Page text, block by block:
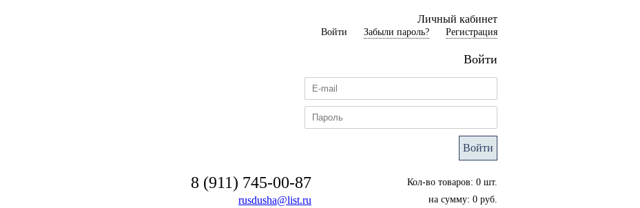
Личный кабинет
Войти Забыли пароль? Регистрация
Войти
Войти
8 (911) 745-00-87
rusdusha@list.ru
Кол-во товаров: 0 шт.
на сумму: 0 руб.